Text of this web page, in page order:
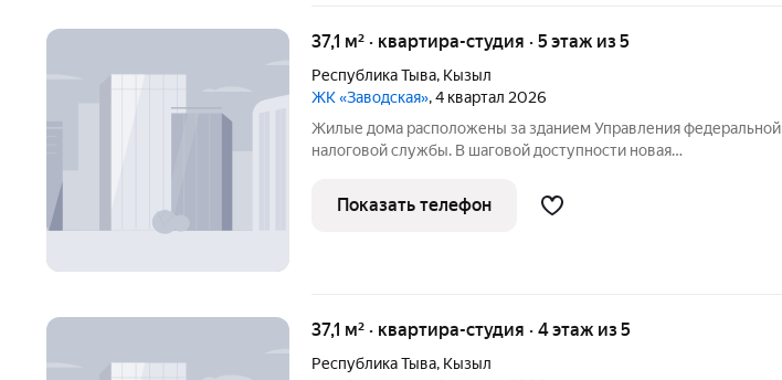
37,1 м² · квартира-студия · 5 этаж из 5
Республика Тыва, Кызыл
ЖК «Заводская», 4 квартал 2026
Жилые дома расположены за зданием Управления федеральной
налоговой службы. В шаговой доступности новая
также дошкольное учреждение в микрорайоне Монгун. Место
хорошо обеспечено транспортными
Показать телефон
37,1 м² · квартира-студия · 4 этаж из 5
Республика Тыва, Кызыл